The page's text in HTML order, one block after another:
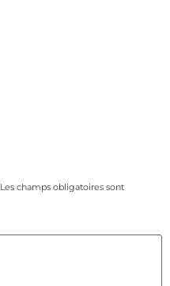
Les champs obligatoires sont